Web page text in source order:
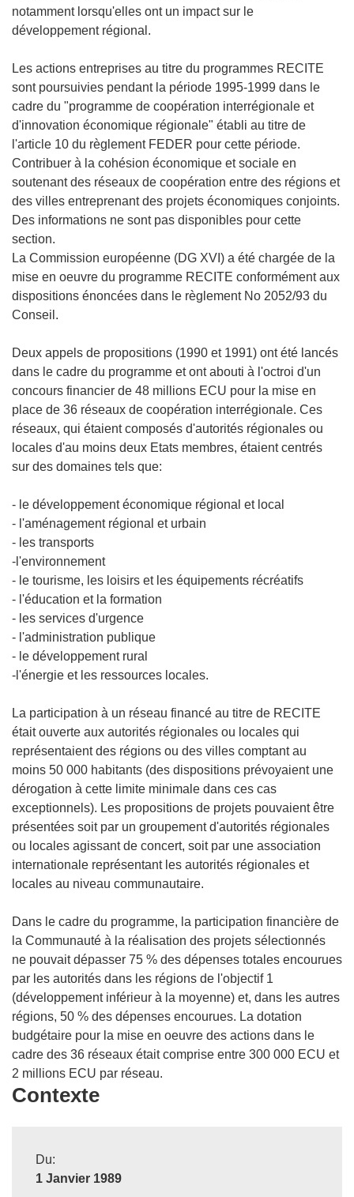
notamment lorsqu'elles ont un impact sur le
développement régional.
Les actions entreprises au titre du programmes RECITE
sont poursuivies pendant la période 1995-1999 dans le
cadre du "programme de coopération interrégionale et
d'innovation économique régionale" établi au titre de
l'article 10 du règlement FEDER pour cette période.
Contribuer à la cohésion économique et sociale en
soutenant des réseaux de coopération entre des régions et
des villes entreprenant des projets économiques conjoints.
Des informations ne sont pas disponibles pour cette
section.
La Commission européenne (DG XVI) a été chargée de la
mise en oeuvre du programme RECITE conformément aux
dispositions énoncées dans le règlement No 2052/93 du
Conseil.
Deux appels de propositions (1990 et 1991) ont été lancés
dans le cadre du programme et ont abouti à l'octroi d'un
concours financier de 48 millions ECU pour la mise en
place de 36 réseaux de coopération interrégionale. Ces
réseaux, qui étaient composés d'autorités régionales ou
locales d'au moins deux Etats membres, étaient centrés
sur des domaines tels que:
- le développement économique régional et local
- l'aménagement régional et urbain
- les transports
-l'environnement
- le tourisme, les loisirs et les équipements récréatifs
- l'éducation et la formation
- les services d'urgence
- l'administration publique
- le développement rural
-l'énergie et les ressources locales.
La participation à un réseau financé au titre de RECITE
était ouverte aux autorités régionales ou locales qui
représentaient des régions ou des villes comptant au
moins 50 000 habitants (des dispositions prévoyaient une
dérogation à cette limite minimale dans ces cas
exceptionnels). Les propositions de projets pouvaient être
présentées soit par un groupement d'autorités régionales
ou locales agissant de concert, soit par une association
internationale représentant les autorités régionales et
locales au niveau communautaire.
Dans le cadre du programme, la participation financière de
la Communauté à la réalisation des projets sélectionnés
ne pouvait dépasser 75 % des dépenses totales encourues
par les autorités dans les régions de l'objectif 1
(développement inférieur à la moyenne) et, dans les autres
régions, 50 % des dépenses encourues. La dotation
budgétaire pour la mise en oeuvre des actions dans le
cadre des 36 réseaux était comprise entre 300 000 ECU et
2 millions ECU par réseau.
Contexte
Du:
1 Janvier 1989